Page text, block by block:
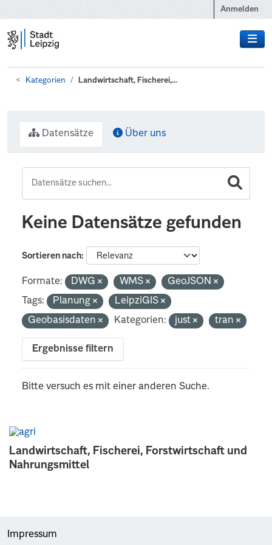
Anmelden
Kategorien Landwirtschaft, Fischerei,...
Landwirtschaft, Fischerei, Forstwirtschaft und
Nahrungsmittel
Datensätze Über uns
Keine Datensätze gefunden
Sortieren nach
Formate: DWG WMS
GeoJSON
Tags:
Planung
LeipziGIS
Geobasisdaten
Kategorien: just tran
Ergebnisse filtern
Bitte versuch es mit einer anderen Suche.
Impressum